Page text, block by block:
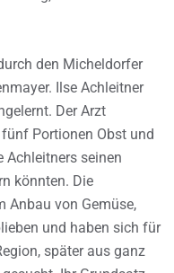
den Micheldorfer
Ilse Achleitner
Der Arzt
Portionen Obst und
Achleitners seinen
könnten. Die
Anbau von Gemüse,
und haben sich für
später aus ganz